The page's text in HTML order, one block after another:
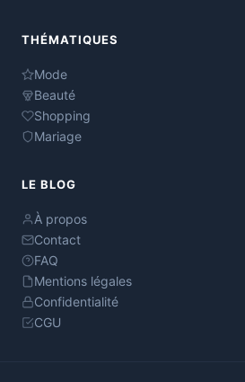
THÉMATIQUES
Mode
Beauté
Shopping
Mariage
LE BLOG
À propos
Contact
FAQ
Mentions légales
Confidentialité
CGU